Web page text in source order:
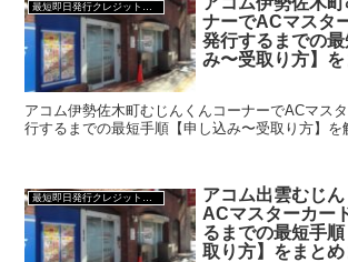
ナーでACマスタ
発行するまでの
み〜受取り方】
アコム伊勢佐木町むじんくんコーナーでACマス
行するまでの最短手順【申し込み〜受取り方】を
最短即日発行クレジットカード
アコム出雲むじ
ACマスターカー
るまでの最短手
取り方】をまとめ